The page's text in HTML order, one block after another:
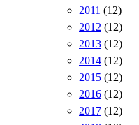
2011 (12)
2012 (12)
2013 (12)
2014 (12)
2015 (12)
2016 (12)
2017 (12)